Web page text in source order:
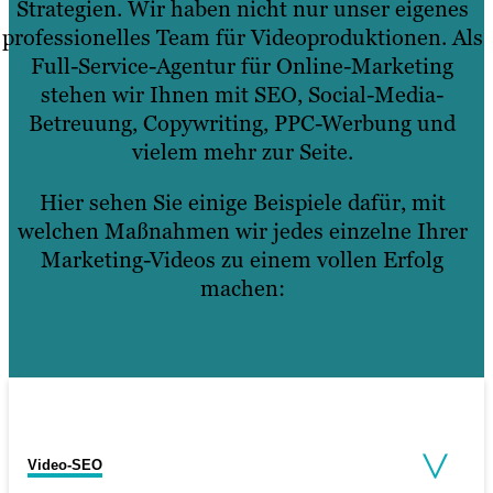
Strategien. Wir haben nicht nur unser eigenes
professionelles Team für Videoproduktionen. Als
Full-Service-Agentur für Online-Marketing
stehen wir Ihnen mit SEO, Social-Media-
Betreuung, Copywriting, PPC-Werbung und
vielem mehr zur Seite.
Hier sehen Sie einige Beispiele dafür, mit
welchen Maßnahmen wir jedes einzelne Ihrer
Marketing-Videos zu einem vollen Erfolg
machen:
Video-SEO